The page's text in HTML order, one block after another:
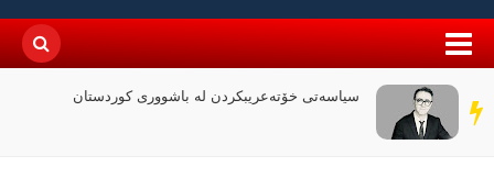
سەر
دێڕ
سیاسەتی خۆتەعریبکردن لە باشووری کوردستان